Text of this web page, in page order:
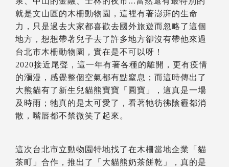
就是文山區的木柵動物園，這裡有著澎湃的生命
力，只是過去大家都喜歡去國外旅遊而忽略了這個
地方，想想帶著兒子去了許多地方卻沒有帶他來過
台北市木柵動物園，實在是不可以呀！
2020接近尾聲，這一年有著各種的離開，更有疫情
的瀰漫，感覺整個空氣都有點窒息；而這時傳出了
大熊貓有了新生兒貓熊寶寶「圓寶」，這真是一場
及時雨；牠真的是太可愛了，看著牠彷彿陰霾都消
散，嘴唇都不禁微笑了起來。
這次台北市立動物園特地找了在木柵當地企業「貓
茶町」合作，推出了「大貓熊奶茶餅乾」，真的是